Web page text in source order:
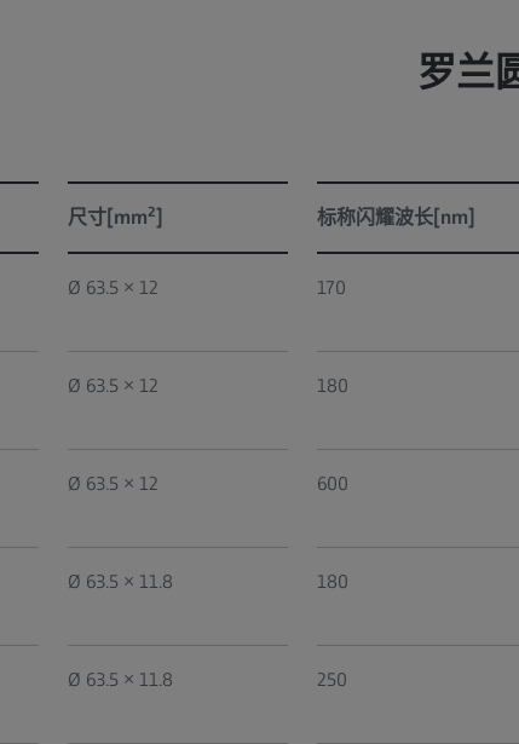
罗兰
尺寸[mm2] 标称闪耀波长[nm]
Ø 63.5 × 12 170
Ø 63.5 × 12 180
Ø 63.5 × 12 600
Ø 63.5 × 11.8 180
Ø 63.5 × 11.8 250